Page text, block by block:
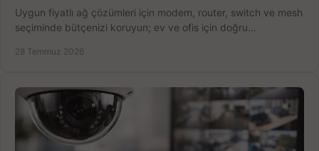
Uygun fiyatlı ağ çözümleri için modem, router, switch ve mesh
seçiminde bütçenizi koruyun; ev ve ofis için doğru
28 Temmuz 2026